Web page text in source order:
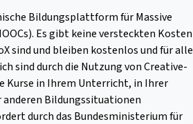
Bildungsplattform für Massive
Es gibt keine versteckten Kosten
sind und bleiben kostenlos und für alle
sind durch die Nutzung von Creative-
Kurse in Ihrem Unterricht, in Ihrer
Bildungssituationen
durch das Bundesministerium für